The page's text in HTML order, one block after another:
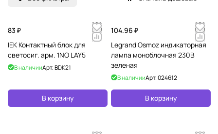
апп
т
в
а
к
о
м
т
83 ₽
IEK Контактный блок для
светосиг. арм. 1NO LAY5
В наличииАрт.BDK21
В корзину
104.96 ₽
Legrand Osmoz индикаторная
лампа моноблочная 230В
зеленая
В наличииАрт.024612
В корзину